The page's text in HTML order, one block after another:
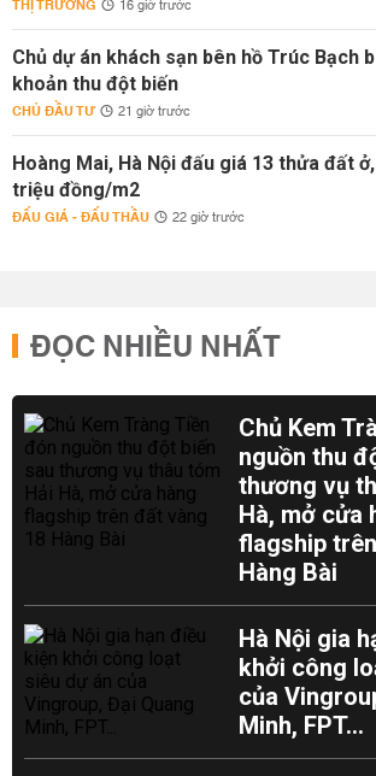
THỊ TRƯỜNG 16 giờ trước
Chủ dự án khách sạn bên hồ Trúc Bạch
khoản thu đột biến
CHỦ ĐẦU TƯ 21 giờ trước
Hoàng Mai, Hà Nội đấu giá 13 thửa đất
triệu đồng/m2
ĐẤU GIÁ - ĐẤU THẦU 22 giờ trước
ĐỌC NHIỀU NHẤT
Chủ Kem
nguồn thu
thương vụ
Hà, mở cửa
flagship
Hàng Bài
Hà Nội gia
khởi công
của
Minh, FPT...